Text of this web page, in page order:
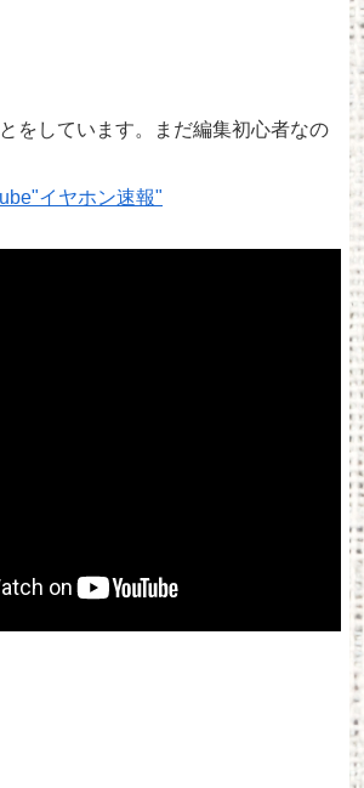
をしています。まだ編集初心者なの
イヤホン速報"